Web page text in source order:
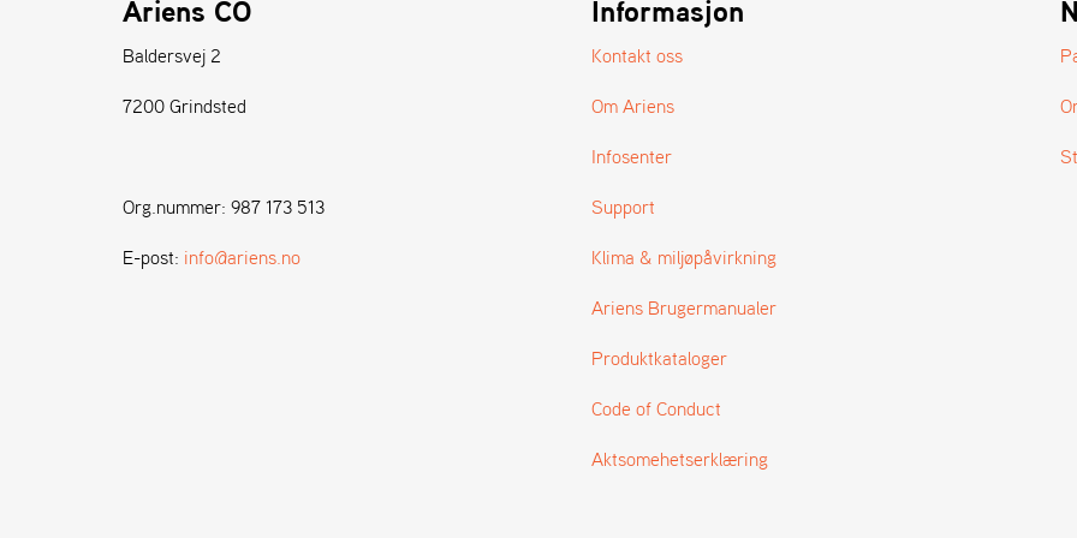
fyldt med funktioner, der sikrer, at dine
snerydningsbehov opfyldes hurtigt og
varmen indendørs så hurtigt som muligt.
fra
så
Ariens CO
Baldersvej 2
7200 Grindsted
Org.nummer: 987 173 513
E-post: info@ariens.no
Informasjon
Kontakt oss
Om Ariens
Infosenter
Support
Klima & miljøpåvirkning
Ariens Brugermanualer
Produktkataloger
Code of Conduct
Aktsomehetserklæring